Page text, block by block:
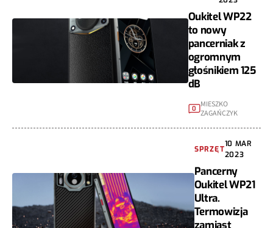
Oukitel WP22
to nowy
pancerniak z
ogromnym
głośnikiem 125
dB
0 MIESZKO
ZAGAŃCZYK
SPRZĘT
10 MAR
2023
Pancerny
Oukitel WP21
Ultra.
Termowizja
zamiast